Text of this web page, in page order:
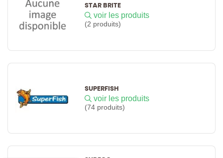
STAR BRITE
voir les produits
(2 produits)
SUPERFISH
voir les produits
(74 produits)